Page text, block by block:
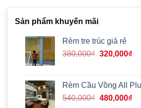
Sản phẩm khuyến mãi
Rèm tre trúc giá rẻ
380,000₫ Giá
380,000₫.
320,000₫Giá
là:
Rèm Cầu Vồng All
540,000₫ Giá
480,000₫Giá